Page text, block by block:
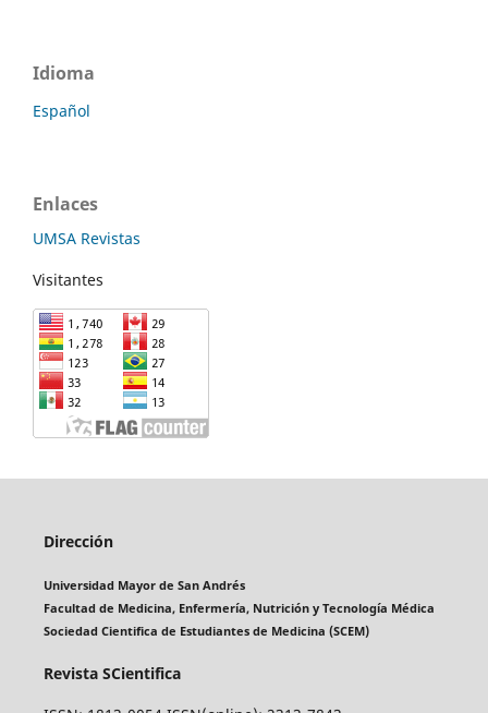
Idioma
Español
Enlaces
UMSA Revistas
Visitantes
Dirección
Universidad Mayor de San Andrés
Facultad de Medicina, Enfermería, Nutrición y Tecnología Médica
Sociedad Cientifica de Estudiantes de Medicina (SCEM)
Revista SCientifica